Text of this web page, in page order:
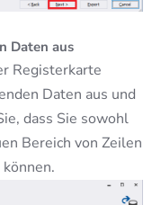
Daten aus
Registerkarte
Daten aus und
dass Sie sowohl
Bereich von Zeilen